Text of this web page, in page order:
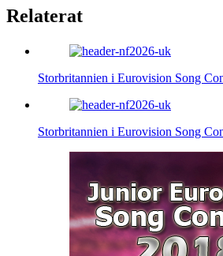
Relaterat
Storbritannien i Eurovision Song
Storbritannien i Eurovision Song